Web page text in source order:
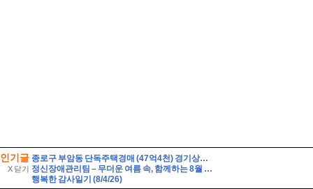
인기글
X 닫기
종로구 부암동 단독주택경매 (47억4천) 경기상고인근 대지260평 건물60평 2층주택 유찰1회 종로구부암동단독주택 부동산경매 매물건
정신장애관리팀 – 무더운 여름 속, 함께하는 8월 이야기
행복한 감사일기 (8/4/26)